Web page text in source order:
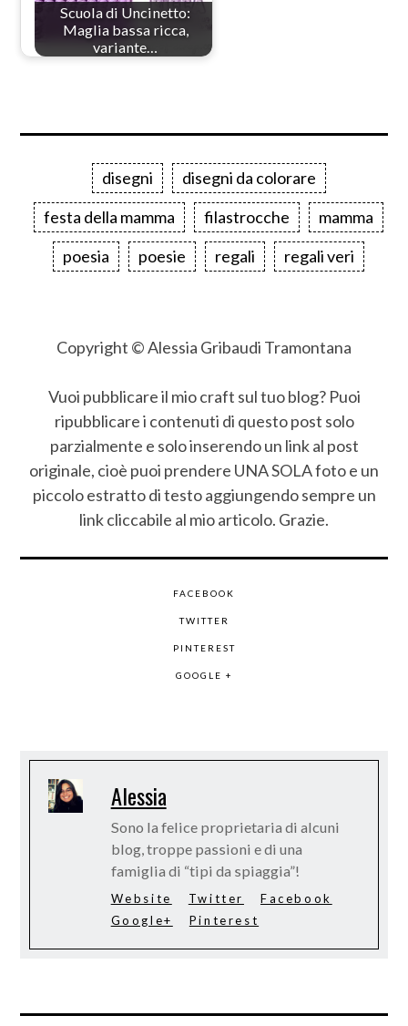
Scuola di Uncinetto:
Maglia bassa ricca,
variante…
disegni
disegni da colorare
festa della mamma
filastrocche
mamma
poesia
poesie regali regali veri
Copyright © Alessia Gribaudi Tramontana
Vuoi pubblicare il mio craft sul tuo blog? Puoi
ripubblicare i contenuti di questo post solo
parzialmente e solo inserendo un link al post
originale, cioè puoi prendere UNA SOLA foto e un
piccolo estratto di testo aggiungendo sempre un
link cliccabile al mio articolo. Grazie.
FACEBOOK
TWITTER
PINTEREST
GOOGLE +
Alessia
Sono la felice proprietaria di alcuni
blog, troppe passioni e di una
famiglia di “tipi da spiaggia”!
Website Twitter
Facebook
Google+
Pinterest